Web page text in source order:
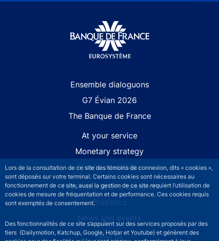
Lors de la consultation de ce site des témoins de connexion, dits « cookies »,
sont déposés sur votre terminal. Certains cookies sont nécessaires au
fonctionnement de ce site, aussi la gestion de ce site requiert l’utilisation de
cookies de mesure de fréquentation et de performance. Ces cookies requis
sont exemptés de consentement.
Des fonctionnalités de ce site s’appuient sur des services proposés par des
tiers (Dailymotion, Katchup, Google, Hotjar et Youtube) et génèrent des
Ensemble dialoguons
G7 Évian 2026
The Banque de France
At your service
Monetary strategy
Financial stability
Publications and research
Statistics
News and events
Join us